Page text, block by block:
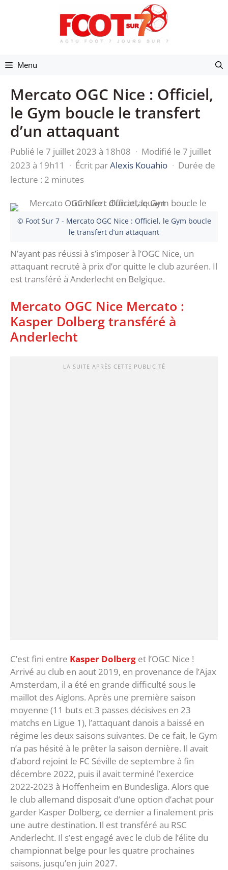
Menu
Mercato OGC Nice : Officiel,
le Gym boucle le transfert
d’un attaquant
Publié le 7 juillet 2023 à 18h08 · Modifié le 7 juillet
2023 à 19h11
· Écrit parAlexis Kouahio · Durée de
lecture : 2 minutes
© Foot Sur 7 - Mercato OGC Nice : Officiel, le Gym boucle
le transfert d’un attaquant
N’ayant pas réussi à s’imposer à l’OGC Nice, un
attaquant recruté à prix d’or quitte le club azuréen. Il
est transféré à Anderlecht en Belgique.
Mercato OGC Nice Mercato :
Kasper Dolberg transféré à
Anderlecht
LA SUITE APRÈS CETTE PUBLICITÉ
C’est fini entre Kasper Dolberg et l’OGC Nice !
Arrivé au club en aout 2019, en provenance de l’Ajax
Amsterdam, il a été en grande difficulté sous le
maillot des Aiglons. Après une première saison
moyenne (11 buts et 3 passes décisives en 23
matchs en Ligue 1), l’attaquant danois a baissé en
régime les deux saisons suivantes. De ce fait, le Gym
n’a pas hésité à le prêter la saison dernière. Il avait
d’abord rejoint le FC Séville de septembre à fin
décembre 2022, puis il avait terminé l’exercice
2022-2023 à Hoffenheim en Bundesliga. Alors que
le club allemand disposait d’une option d’achat pour
garder Kasper Dolberg, ce dernier a finalement pris
une autre destination. Il est transféré au RSC
Anderlecht. Il s’est engagé avec le club de l’élite du
championnat belge pour les quatre prochaines
saisons, jusqu’en juin 2027.